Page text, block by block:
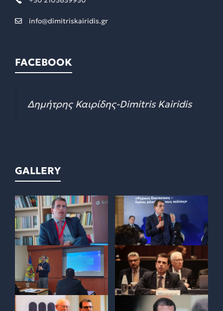
info@dimitriskairidis.gr
FACEBOOK
Δημήτρης Καιρίδης-Dimitris Kairidis
GALLERY